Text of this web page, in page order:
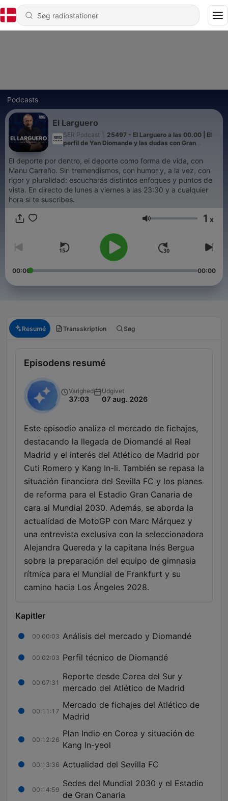
Podcasts
El Larguero
SER Podcast
25497 - El Larguero a las 00.00 | El
perfil de Yan Diomande y las dudas con Gran
El deporte por dentro, el deporte como forma de vida, con
Manu Carreño. Sin tremendismos, con humor y, a la vez, con
rigor y pluralidad: escucharás distintos enfoques y puntos de
vista. En directo de lunes a viernes a las 23:30 y a cualquier
hora si te suscribes.
Lydstyrke 1 x
00:00 00:00
Resumé Transskription Søg
Episodens resumé
Varighed
37:03
Udgivet
07 aug. 2026
Este episodio analiza el mercado de fichajes,
destacando la llegada de Diomandé al Real
Madrid y el interés del Atlético de Madrid por
Cuti Romero y Kang In-li. También se repasa la
situación financiera del Sevilla FC y los planes
de reforma para el Estadio Gran Canaria de
cara al Mundial 2030. Además, se aborda la
actualidad de MotoGP con Marc Márquez y
una entrevista exclusiva con la seleccionadora
Alejandra Quereda y la capitana Inés Bergua
sobre la preparación del equipo de gimnasia
rítmica para el Mundial de Frankfurt y su
camino hacia Los Ángeles 2028.
Kapitler
00:00:03 Análisis del mercado y Diomandé
00:02:03 Perfil técnico de Diomandé
00:07:31
Reporte desde Corea del Sur y
mercado del Atlético de Madrid
00:11:17
Mercado de fichajes del Atlético de
Madrid
00:12:26
Plan Indio en Corea y situación de
Kang In-yeol
00:13:36 Actualidad del Sevilla FC
00:14:59
Sedes del Mundial 2030 y el Estadio
de Gran Canaria